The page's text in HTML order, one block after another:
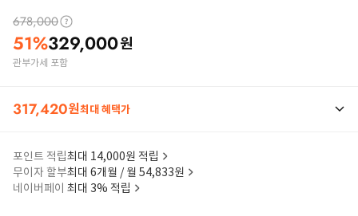
678,000
51%329,000원
관부가세 포함
317,420원최대 혜택가
포인트 적립최대 14,000원 적립
무이자 할부최대 6개월 / 월 54,833원
네이버페이 최대 3% 적립